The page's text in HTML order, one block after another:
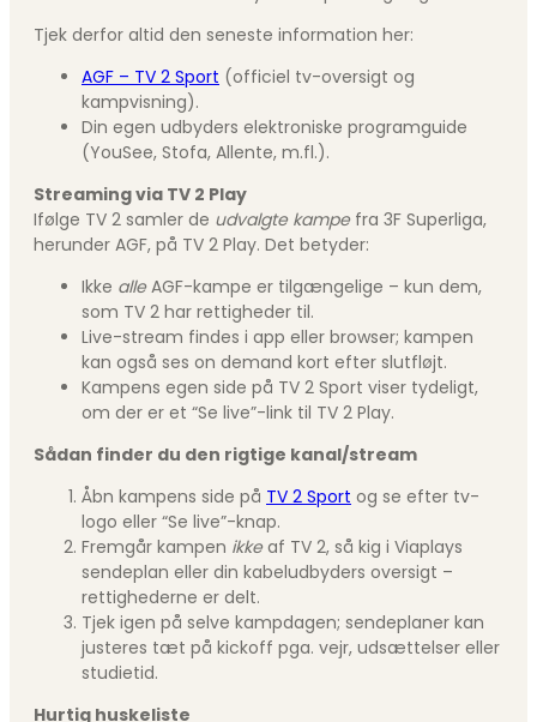
Tjek derfor altid den seneste information her:
AGF – TV 2 Sport (officiel tv-oversigt og
kampvisning).
Din egen udbyders elektroniske programguide
(YouSee, Stofa, Allente, m.fl.).
Streaming via TV 2 Play
Ifølge TV 2 samler de udvalgte kampefra 3F Superliga,
herunder AGF, på TV 2 Play. Det betyder:
Ikke alleAGF-kampe er tilgængelige – kun dem,
som TV 2 har rettigheder til.
Live-stream findes i app eller browser; kampen
kan også ses on demand kort efter slutfløjt.
Kampens egen side på TV 2 Sport viser tydeligt,
om der er et “Se live”-link til TV 2 Play.
Sådan finder du den rigtige kanal/stream
Åbn kampens side på TV 2 Sport og se efter tv-
logo eller “Se live”-knap.
Fremgår kampen ikkeaf TV 2, så kig i Viaplays
sendeplan eller din kabeludbyders oversigt –
rettighederne er delt.
Tjek igen på selve kampdagen; sendeplaner kan
justeres tæt på kickoff pga. vejr, udsættelser eller
studietid.
Hurtig huskeliste